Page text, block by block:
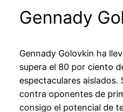
Gennady
Gennady Golovkin ha
supera el 80 por ciento
espectaculares
contra oponentes de
consigo el potencial de